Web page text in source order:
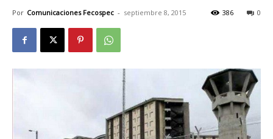
Por Comunicaciones Fecospec - septiembre 8, 2015 0
386